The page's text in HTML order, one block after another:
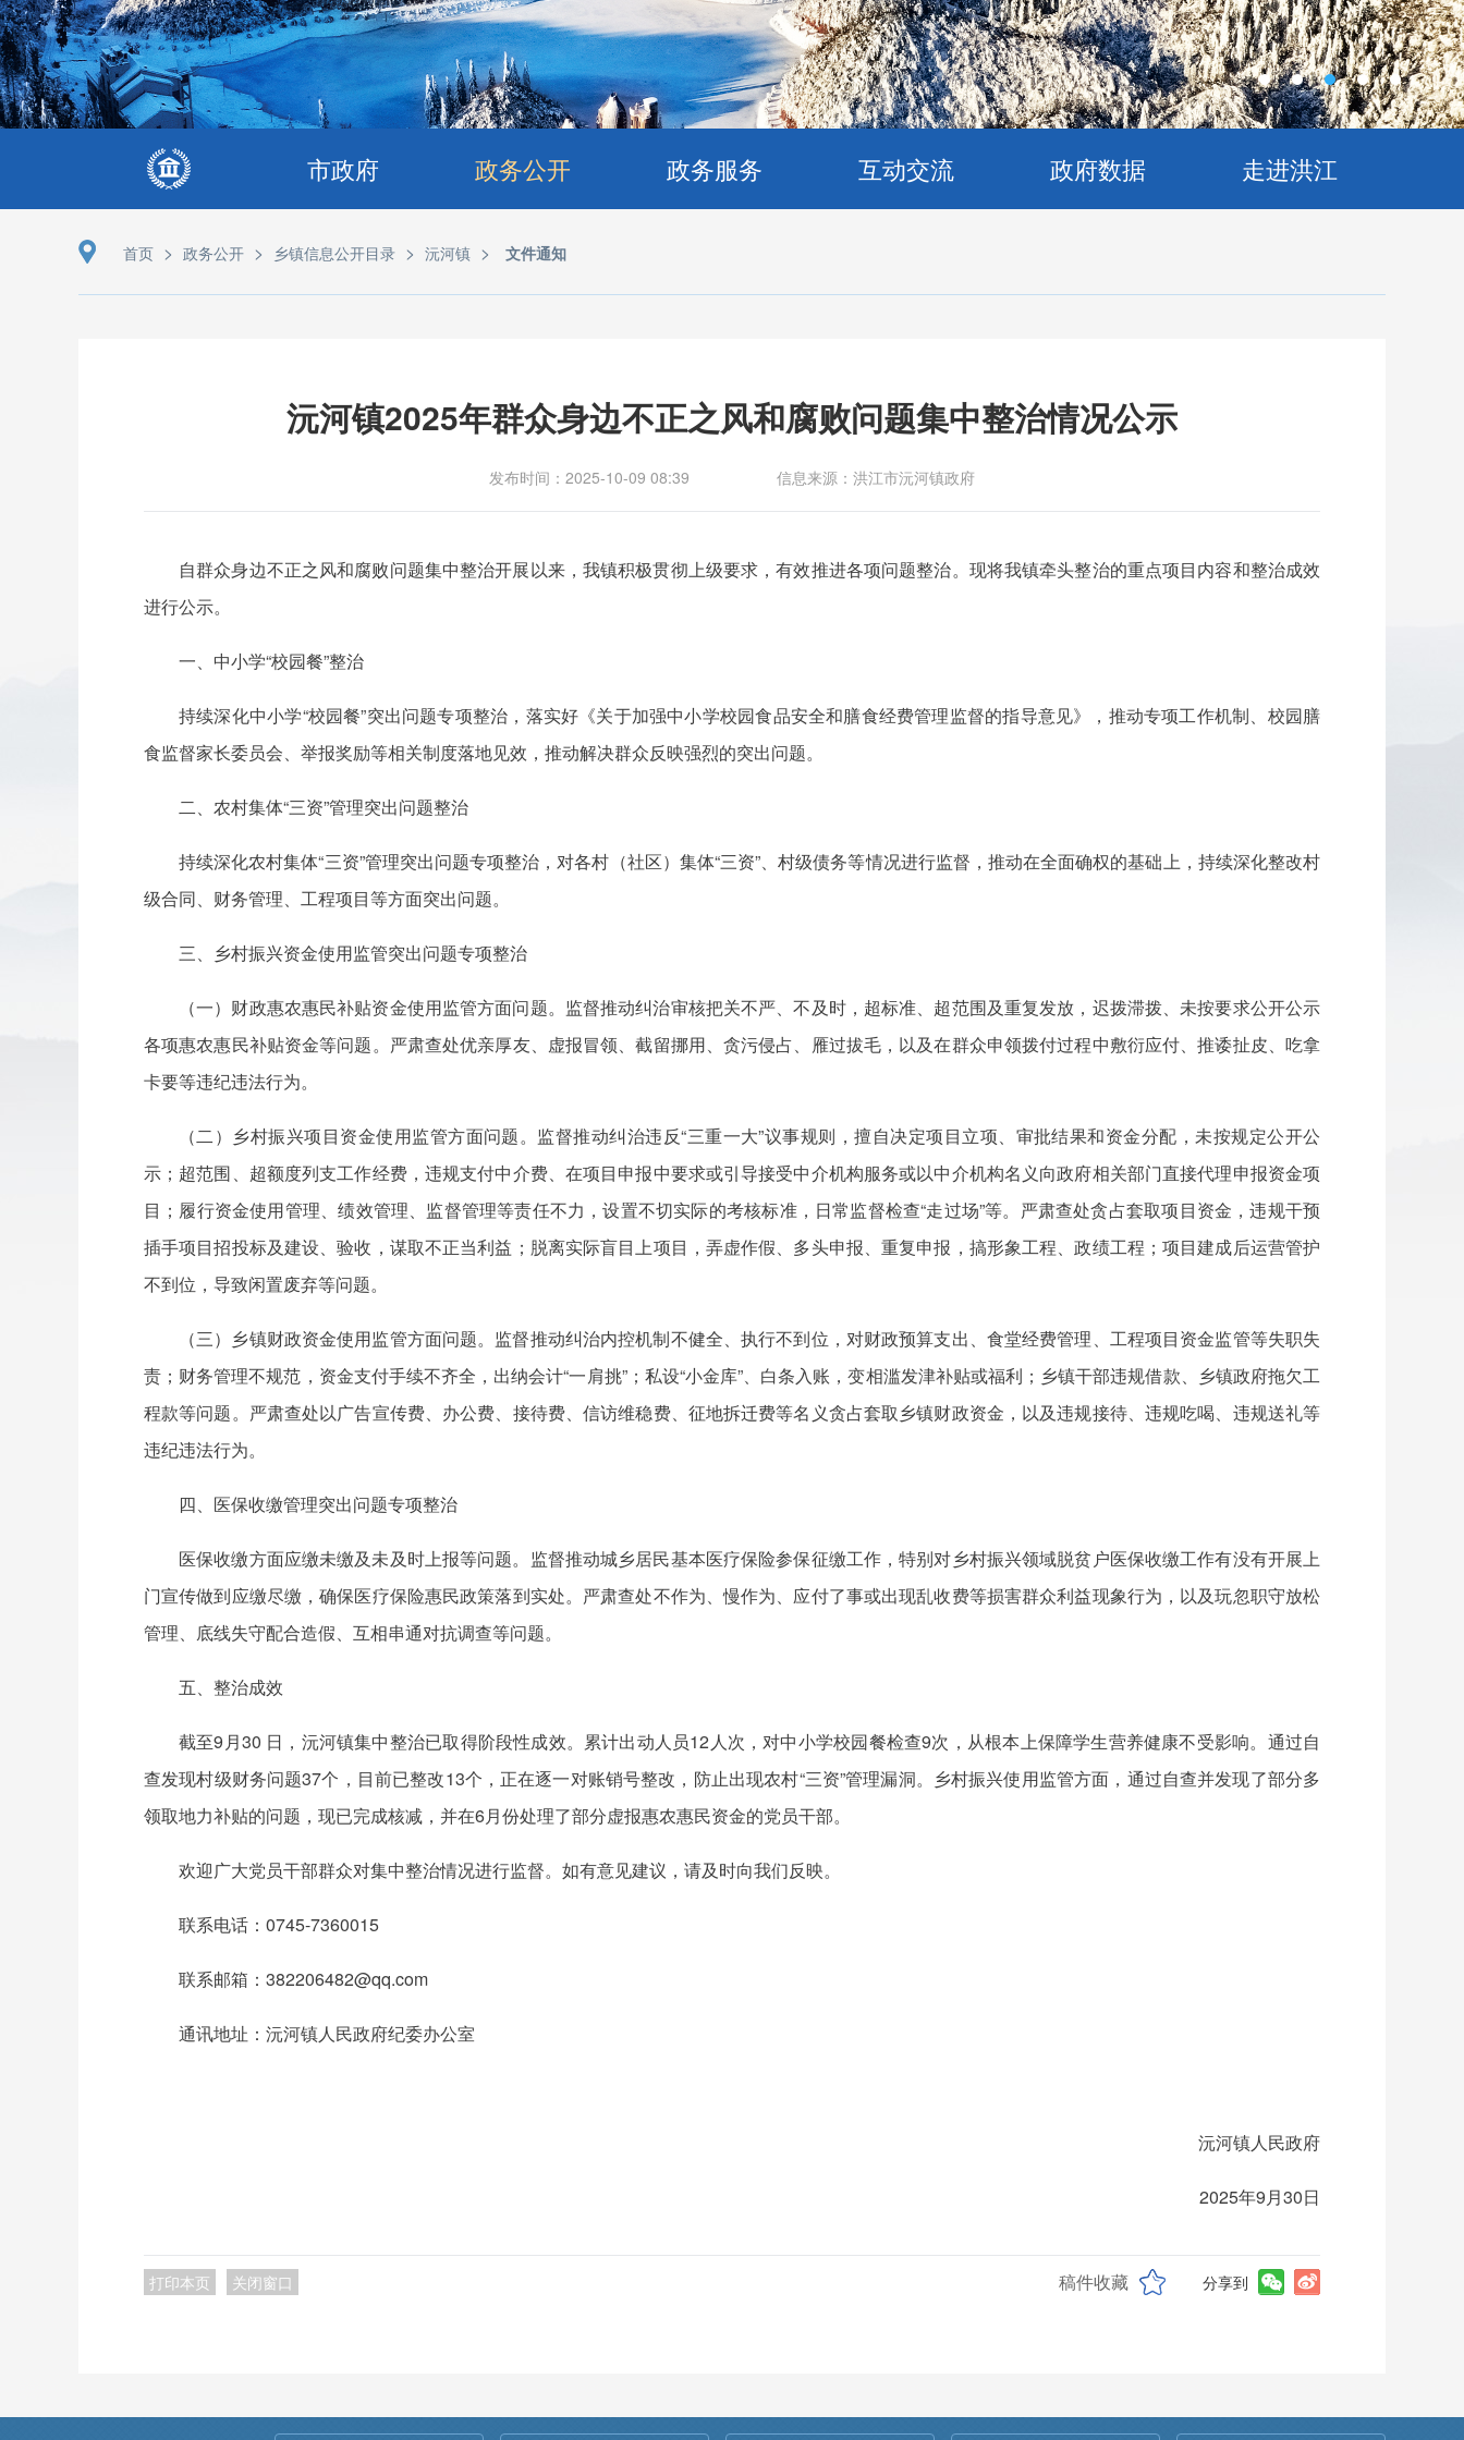
市政府 政务公开 政务服务 互动交流 政府数据 走进洪江
首页 > 政务公开 > 乡镇信息公开目录 > 沅河镇 > 文件通知
沅河镇2025年群众身边不正之风和腐败问题集中整治情况公示
发布时间：2025-10-09 08:39 信息来源：洪江市沅河镇政府
自群众身边不正之风和腐败问题集中整治开展以来，我镇积极贯彻上级要求，有效推进各项问题整治。现将我镇牵头整治的重点项目内容和整治成效
进行公示。
一、中小学“校园餐”整治
持续深化中小学“校园餐”突出问题专项整治，落实好《关于加强中小学校园食品安全和膳食经费管理监督的指导意见》，推动专项工作机制、校园膳
食监督家长委员会、举报奖励等相关制度落地见效，推动解决群众反映强烈的突出问题。
二、农村集体“三资”管理突出问题整治
持续深化农村集体“三资”管理突出问题专项整治，对各村（社区）集体“三资”、村级债务等情况进行监督，推动在全面确权的基础上，持续深化整改村
级合同、财务管理、工程项目等方面突出问题。
三、乡村振兴资金使用监管突出问题专项整治
（一）财政惠农惠民补贴资金使用监管方面问题。监督推动纠治审核把关不严、不及时，超标准、超范围及重复发放，迟拨滞拨、未按要求公开公示
各项惠农惠民补贴资金等问题。严肃查处优亲厚友、虚报冒领、截留挪用、贪污侵占、雁过拔毛，以及在群众申领拨付过程中敷衍应付、推诿扯皮、吃拿
卡要等违纪违法行为。
（二）乡村振兴项目资金使用监管方面问题。监督推动纠治违反“三重一大”议事规则，擅自决定项目立项、审批结果和资金分配，未按规定公开公
示；超范围、超额度列支工作经费，违规支付中介费、在项目申报中要求或引导接受中介机构服务或以中介机构名义向政府相关部门直接代理申报资金项
目；履行资金使用管理、绩效管理、监督管理等责任不力，设置不切实际的考核标准，日常监督检查“走过场”等。严肃查处贪占套取项目资金，违规干预
插手项目招投标及建设、验收，谋取不正当利益；脱离实际盲目上项目，弄虚作假、多头申报、重复申报，搞形象工程、政绩工程；项目建成后运营管护
不到位，导致闲置废弃等问题。
（三）乡镇财政资金使用监管方面问题。监督推动纠治内控机制不健全、执行不到位，对财政预算支出、食堂经费管理、工程项目资金监管等失职失
责；财务管理不规范，资金支付手续不齐全，出纳会计“一肩挑”；私设“小金库”、白条入账，变相滥发津补贴或福利；乡镇干部违规借款、乡镇政府拖欠工
程款等问题。严肃查处以广告宣传费、办公费、接待费、信访维稳费、征地拆迁费等名义贪占套取乡镇财政资金，以及违规接待、违规吃喝、违规送礼等
违纪违法行为。
四、医保收缴管理突出问题专项整治
医保收缴方面应缴未缴及未及时上报等问题。监督推动城乡居民基本医疗保险参保征缴工作，特别对乡村振兴领域脱贫户医保收缴工作有没有开展上
门宣传做到应缴尽缴，确保医疗保险惠民政策落到实处。严肃查处不作为、慢作为、应付了事或出现乱收费等损害群众利益现象行为，以及玩忽职守放松
管理、底线失守配合造假、互相串通对抗调查等问题。
五、整治成效
截至9月30 日，沅河镇集中整治已取得阶段性成效。累计出动人员12人次，对中小学校园餐检查9次，从根本上保障学生营养健康不受影响。通过自
查发现村级财务问题37个，目前已整改13个，正在逐一对账销号整改，防止出现农村“三资”管理漏洞。乡村振兴使用监管方面，通过自查并发现了部分多
领取地力补贴的问题，现已完成核减，并在6月份处理了部分虚报惠农惠民资金的党员干部。
欢迎广大党员干部群众对集中整治情况进行监督。如有意见建议，请及时向我们反映。
联系电话：0745-7360015
联系邮箱：382206482@qq.com
通讯地址：沅河镇人民政府纪委办公室
沅河镇人民政府
2025年9月30日
打印本页 关闭窗口 稿件收藏 分享到